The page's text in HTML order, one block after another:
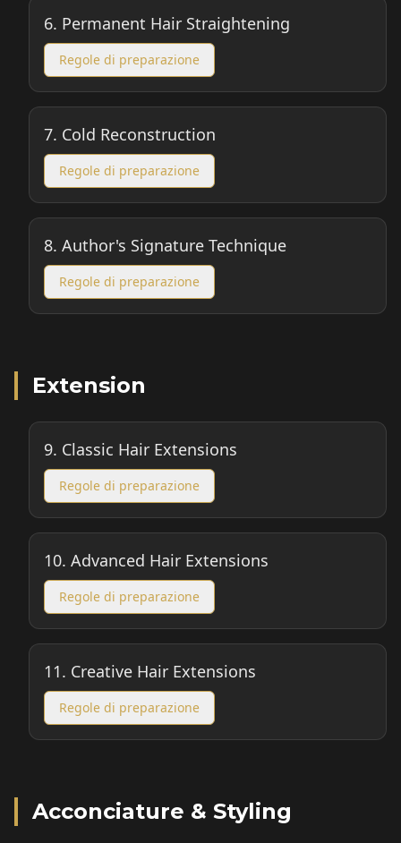
6. Permanent Hair Straightening
Regole di preparazione
7. Cold Reconstruction
Regole di preparazione
8. Author's Signature Technique
Regole di preparazione
Extension
9. Classic Hair Extensions
Regole di preparazione
10. Advanced Hair Extensions
Regole di preparazione
11. Creative Hair Extensions
Regole di preparazione
Acconciature & Styling